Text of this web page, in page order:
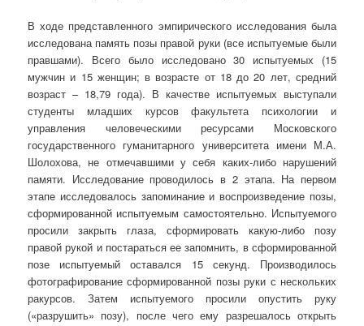
В ходе представленного эмпирического исследования была
исследована память позы правой руки (все испытуемые были
правшами). Всего было исследовано 30 испытуемых (15
мужчин и 15 женщин; в возрасте от 18 до 20 лет, средний
возраст – 18,79 года). В качестве испытуемых выступали
студенты младших курсов факультета психологии и
управления человеческими ресурсами Московского
государственного гуманитарного университета имени М.А.
Шолохова, не отмечавшими у себя каких-либо нарушений
памяти. Исследование проводилось в 2 этапа. На первом
этапе исследовалось запоминание и воспроизведение позы,
сформированной испытуемым самостоятельно. Испытуемого
просили закрыть глаза, сформировать какую-либо позу
правой рукой и постараться ее запомнить, в сформированной
позе испытуемый оставался 15 секунд. Производилось
фотографирование сформированной позы руки с нескольких
ракурсов. Затем испытуемого просили опустить руку
(«разрушить» позу), после чего ему разрешалось открыть